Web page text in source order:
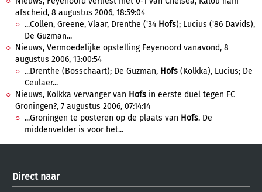
afscheid, 8 augustus 2006, 18:59:04
...Collen, Greene, Vlaar, Drenthe ('34 Hofs); Lucius ('86 Davids),
De Guzman...
Nieuws, Vermoedelijke opstelling Feyenoord vanavond, 8
augustus 2006, 13:00:54
...Drenthe (Bosschaart); De Guzman, Hofs (Kolkka), Lucius; De
Ceulaer...
Nieuws, Kolkka vervanger van Hofs in eerste duel tegen FC
Groningen?, 7 augustus 2006, 07:14:14
...Groningen te posteren op de plaats van Hofs. De
middenvelder is voor het...
Direct naar